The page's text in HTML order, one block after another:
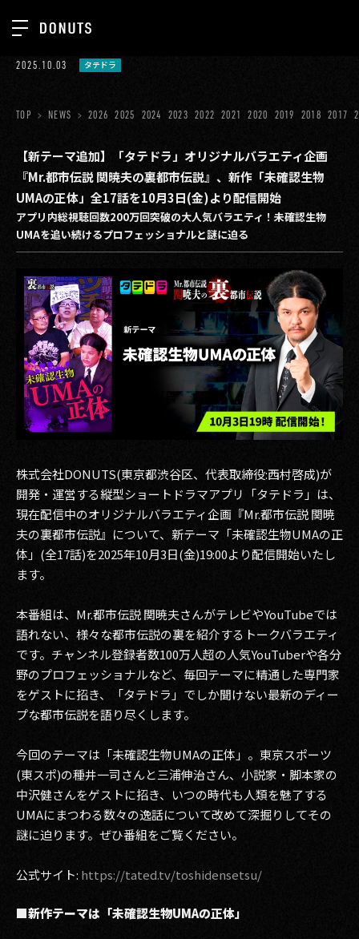
ジョブカン
ゲーム
ミクチャ
医療(CLIUS)
出版メディア
美少女図鑑
イベント
タテドラ
その他事業
2025
2024
2023
2021
2020
2019
2018
2017
2016
2015
2013
2012
TOP
ABOUT
SERVICES
GROUP
RECRUIT
CONTACT
PRIVACY POLICY
2025.10.03 タテドラ
TOP NEWS 2026 2025 2024 2023 2022 2021 2020 2019 2018 2017
【新テーマ追加】「タテドラ」オリジナルバラエティ企画
『Mr.都市伝説 関暁夫の裏都市伝説』、新作「未確認生物
UMAの正体」全17話を10月3日(金)より配信開始
アプリ内総視聴回数200万回突破の大人気バラエティ！未確認生物
UMAを追い続けるプロフェッショナルと謎に迫る
株式会社DONUTS(東京都渋谷区、代表取締役:西村啓成)が
開発・運営する縦型ショートドラマアプリ「タテドラ」は、
現在配信中のオリジナルバラエティ企画『Mr.都市伝説 関暁
夫の裏都市伝説』について、新テーマ「未確認生物UMAの正
体」(全17話)を2025年10月3日(金)19:00より配信開始いたし
ます。
本番組は、Mr.都市伝説 関暁夫さんがテレビやYouTubeでは
語れない、様々な都市伝説の裏を紹介するトークバラエティ
です。チャンネル登録者数100万人超の人気YouTuberや各分
野のプロフェッショナルなど、毎回テーマに精通した専門家
をゲストに招き、「タテドラ」でしか聞けない最新のディー
プな都市伝説を語り尽くします。
今回のテーマは「未確認生物UMAの正体」。東京スポーツ
(東スポ)の種井一司さんと三浦伸治さん、小説家・脚本家の
中沢健さんをゲストに招き、いつの時代も人類を魅了する
UMAにまつわる数々の逸話について改めて深掘りしてその
謎に迫ります。ぜひ番組をご覧ください。
公式サイト: https://tated.tv/toshidensetsu/
■新作テーマは「未確認生物UMAの正体」